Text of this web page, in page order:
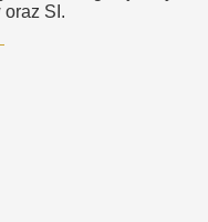
SI.